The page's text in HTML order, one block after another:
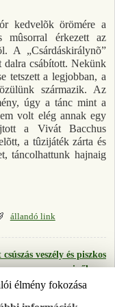
kedvelõk örömére a
mûsorral érkezett az
A „Csárdáskirálynõ”
dalra csábított. Nekünk
tetszett a legjobban, a
származik. Az
úgy a tánc mint a
volt elég annak egy
a Vivát Bacchus
a tûzijáték zárta és
táncolhattunk hajnaig
állandó link
veszély és piszkos
cipők.→
élmény fokozása